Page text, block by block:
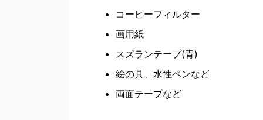
コーヒーフィルター
画用紙
スズランテープ(青)
絵の具、水性ペンなど
両面テープなど